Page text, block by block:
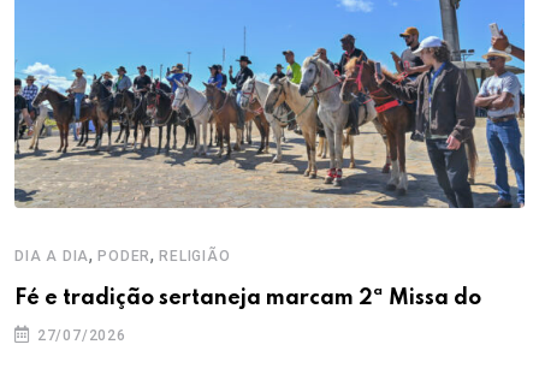
DIA A DIA,PODER,RELIGIÃO
Fé e tradição sertaneja marcam 2ª Missa do
27/07/2026